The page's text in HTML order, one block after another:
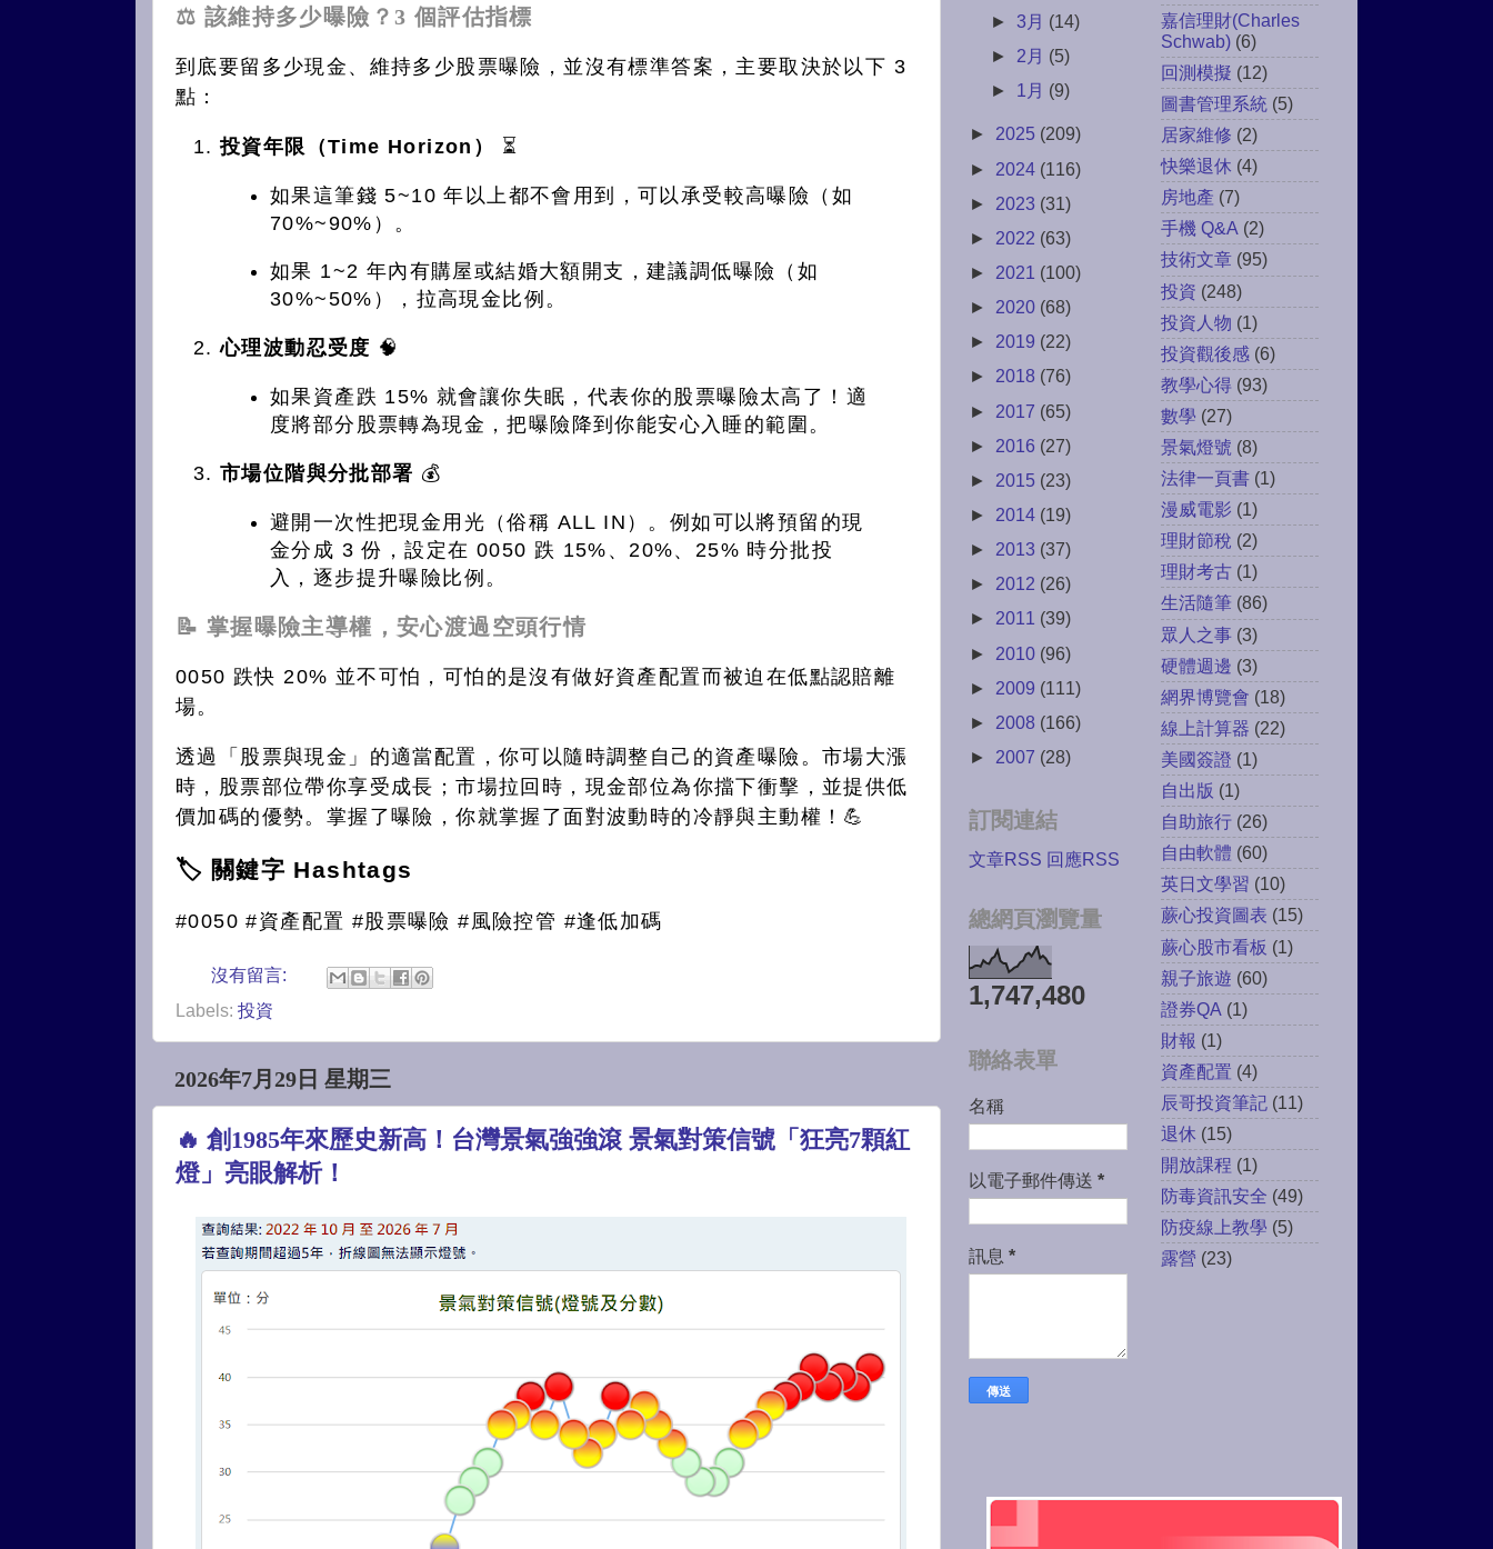
⚖️ 該維持多少曝險？3 個評估指標
到底要留多少現金、維持多少股票曝險，並沒有標準答案，主要取決於以下 3
點：
投資年限（Time Horizon） ⏳
如果這筆錢 5~10 年以上都不會用到，可以承受較高曝險（如
70%~90%）。
如果 1~2 年內有購屋或結婚大額開支，建議調低曝險（如
30%~50%），拉高現金比例。
心理波動忍受度 🧠
如果資產跌 15% 就會讓你失眠，代表你的股票曝險太高了！適
度將部分股票轉為現金，把曝險降到你能安心入睡的範圍。
市場位階與分批部署 💰
避開一次性把現金用光（俗稱 ALL IN）。例如可以將預留的現
金分成 3 份，設定在 0050 跌 15%、20%、25% 時分批投
入，逐步提升曝險比例。
📝 掌握曝險主導權，安心渡過空頭行情
0050 跌快 20% 並不可怕，可怕的是沒有做好資產配置而被迫在低點認賠離
場。
透過「股票與現金」的適當配置，你可以隨時調整自己的資產曝險。市場大漲
時，股票部位帶你享受成長；市場拉回時，現金部位為你擋下衝擊，並提供低
價加碼的優勢。掌握了曝險，你就掌握了面對波動時的冷靜與主動權！💪
🏷️ 關鍵字 Hashtags
#0050 #資產配置 #股票曝險 #風險控管 #逢低加碼
沒有留言:
Labels: 投資
2026年7月29日 星期三
🔥 創1985年來歷史新高！台灣景氣強強滾 景氣對策信號「狂亮7顆紅
燈」亮眼解析！
►3月 (14)
► 2月 (5)
► 1月 (9)
► 2025 (209)
► 2024 (116)
► 2023 (31)
► 2022 (63)
► 2021 (100)
► 2020 (68)
► 2019 (22)
► 2018 (76)
► 2017 (65)
► 2016 (27)
► 2015 (23)
► 2014 (19)
► 2013 (37)
► 2012 (26)
► 2011 (39)
► 2010 (96)
► 2009 (111)
► 2008 (166)
► 2007 (28)
訂閱連結
文章RSS 回應RSS
總網頁瀏覽量
1,747,480
聯絡表單
名稱
以電子郵件傳送 *
訊息 *
嘉信理財(Charles
Schwab) (6)
回測模擬 (12)
圖書管理系統 (5)
居家維修 (2)
快樂退休 (4)
房地產 (7)
手機 Q&A (2)
技術文章 (95)
投資 (248)
投資人物 (1)
投資觀後感 (6)
教學心得 (93)
數學 (27)
景氣燈號 (8)
法律一頁書 (1)
漫威電影 (1)
理財節稅 (2)
理財考古 (1)
生活隨筆 (86)
眾人之事 (3)
硬體週邊 (3)
網界博覽會 (18)
線上計算器 (22)
美國簽證 (1)
自出版 (1)
自助旅行 (26)
自由軟體 (60)
英日文學習 (10)
蕨心投資圖表 (15)
蕨心股市看板 (1)
親子旅遊 (60)
證券QA (1)
財報 (1)
資產配置 (4)
辰哥投資筆記 (11)
退休 (15)
開放課程 (1)
防毒資訊安全 (49)
防疫線上教學 (5)
露營 (23)